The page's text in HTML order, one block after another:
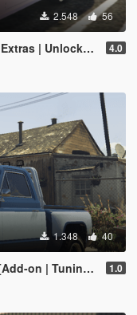
2.548 56
| Unlocked] 4.0
1.348 40
| Extras | Unlocked] 1.0